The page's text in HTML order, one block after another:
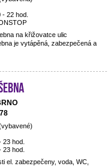
- 22 hod.
na křižovatce ulic
je vytápěná, zabezpečená a
23 hod.
23 hod.
el. zabezpečeny, voda, WC,